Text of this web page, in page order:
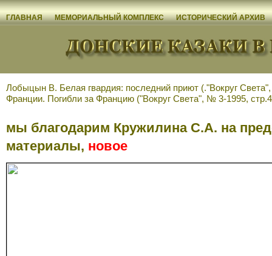
ГЛАВНАЯ МЕМОРИАЛЬНЫЙ КОМПЛЕКС ИСТОРИЧЕСКИЙ АРХИВ
Лобыцын В. Белая гвардия: последний приют (."Вокруг
Франции. Погибли за Францию ("Вокруг Света", № 3-1995,
мы благодарим Кружилина С.А. на
материалы, новое